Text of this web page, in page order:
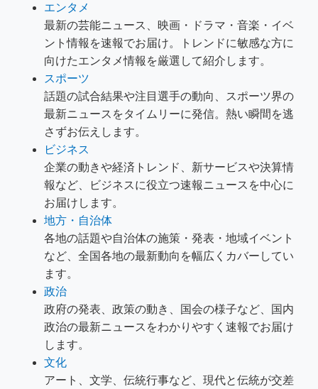
エンタメ
最新の芸能ニュース、映画・ドラマ・音楽・イベ
ント情報を速報でお届け。トレンドに敏感な方に
向けたエンタメ情報を厳選して紹介します。
スポーツ
話題の試合結果や注目選手の動向、スポーツ界の
最新ニュースをタイムリーに発信。熱い瞬間を逃
さずお伝えします。
ビジネス
企業の動きや経済トレンド、新サービスや決算情
報など、ビジネスに役立つ速報ニュースを中心に
お届けします。
地方・自治体
各地の話題や自治体の施策・発表・地域イベント
など、全国各地の最新動向を幅広くカバーしてい
ます。
政治
政府の発表、政策の動き、国会の様子など、国内
政治の最新ニュースをわかりやすく速報でお届け
します。
文化
アート、文学、伝統行事など、現代と伝統が交差